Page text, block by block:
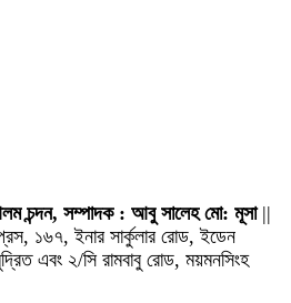
চন্দন, সম্পাদক : আবু সালেহ মো: মূসা||
১৬৭, ইনার সার্কুলার রোড, ইডেন
এবং ২/সি রামবাবু রোড, ময়মনসিংহ